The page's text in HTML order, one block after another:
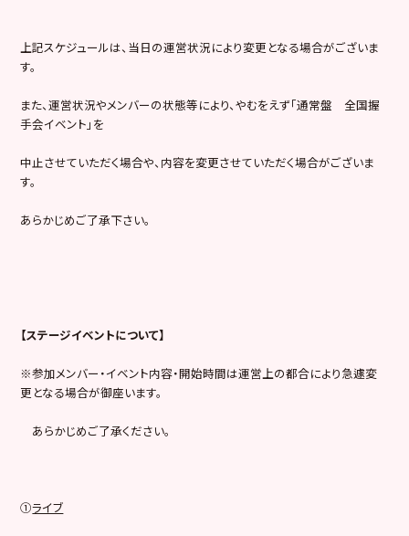
上記スケジュールは、当日の運営状況により変更となる場合がございま
す。
また、運営状況やメンバーの状態等により、やむをえず「通常盤 全国握
手会イベント」を
中止させていただく場合や、内容を変更させていただく場合がございま
す。
あらかじめご了承下さい。
【ステージイベントについて】
※参加メンバー・イベント内容・開始時間は運営上の都合により急遽変
更となる場合が御座います。
あらかじめご了承ください。
①ライブ